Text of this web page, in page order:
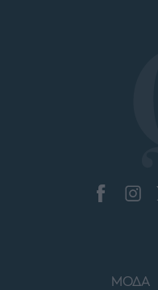
ΜΟΔΑ